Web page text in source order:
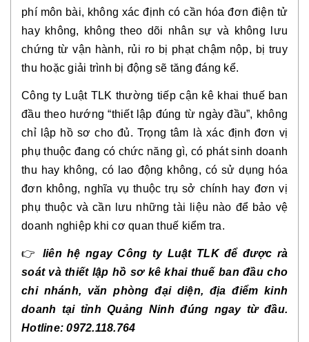
phí môn bài, không xác định có cần hóa đơn điện tử
hay không, không theo dõi nhân sự và không lưu
chứng từ vận hành, rủi ro bị phạt chậm nộp, bị truy
thu hoặc giải trình bị động sẽ tăng đáng kể.
Công ty Luật TLK thường tiếp cận kê khai thuế ban
đầu theo hướng “thiết lập đúng từ ngày đầu”, không
chỉ lập hồ sơ cho đủ. Trọng tâm là xác định đơn vị
phụ thuộc đang có chức năng gì, có phát sinh doanh
thu hay không, có lao động không, có sử dụng hóa
đơn không, nghĩa vụ thuộc trụ sở chính hay đơn vị
phụ thuộc và cần lưu những tài liệu nào để bảo vệ
doanh nghiệp khi cơ quan thuế kiểm tra.
👉 liên hệ ngay Công ty Luật TLK để được rà
soát và thiết lập hồ sơ kê khai thuế ban đầu cho
chi nhánh, văn phòng đại diện, địa điểm kinh
doanh tại tỉnh Quảng Ninh đúng ngay từ đầu.
Hotline: 0972.118.764